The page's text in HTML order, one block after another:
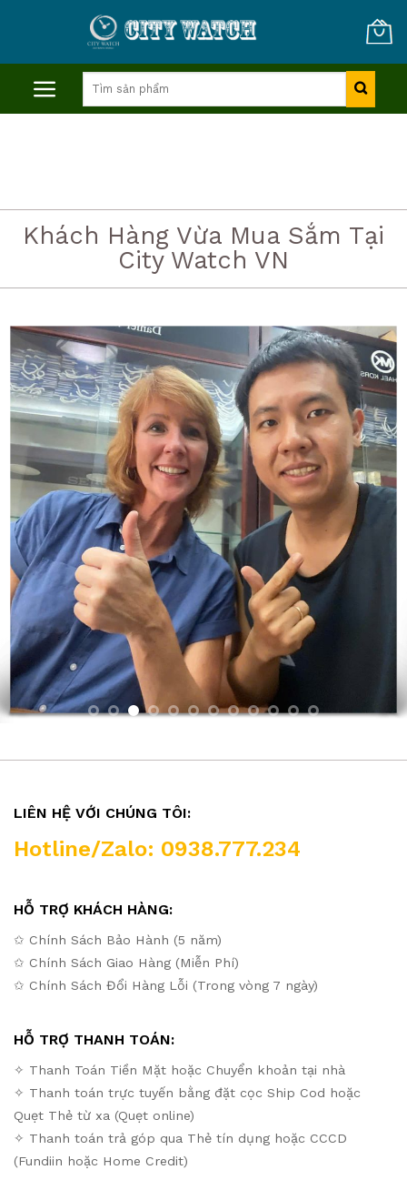
kiếm:
Khách Hàng Vừa Mua Sắm Tại
City Watch VN
LIÊN HỆ VỚI CHÚNG TÔI:
Hotline/Zalo: 0938.777.234
HỖ TRỢ KHÁCH HÀNG:
✩ Chính Sách Bảo Hành (5 năm)
✩ Chính Sách Giao Hàng (Miễn Phí)
✩ Chính Sách Đổi Hàng Lỗi (Trong vòng 7 ngày)
HỖ TRỢ THANH TOÁN:
✧ Thanh Toán Tiền Mặt hoặc Chuyển khoản tại nhà
✧ Thanh toán trực tuyến bằng đặt cọc Ship Cod hoặc
Quẹt Thẻ từ xa (Quẹt online)
✧ Thanh toán trả góp qua Thẻ tín dụng hoặc CCCD
(Fundiin hoặc Home Credit)